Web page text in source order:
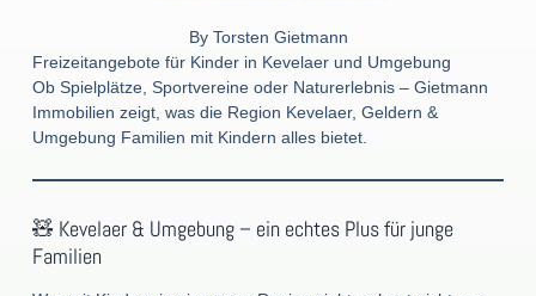
ByTorsten Gietmann
Freizeitangebote für Kinder in Kevelaer und Umgebung
Ob Spielplätze, Sportvereine oder Naturerlebnis – Gietmann
Immobilien zeigt, was die Region Kevelaer, Geldern &
Umgebung Familien mit Kindern alles bietet.
🧸 Kevelaer & Umgebung – ein echtes Plus für junge
Familien